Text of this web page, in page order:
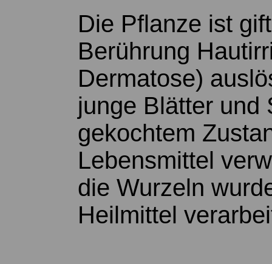
Die Pflanze ist
Berührung
Dermatose)
junge Blätter und
gekochtem
Lebensmittel
die Wurzeln
Heilmittel